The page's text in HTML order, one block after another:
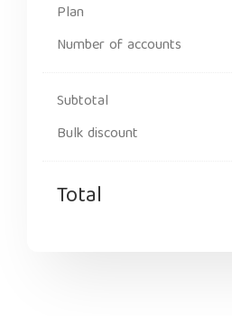
Plan
Number of accounts
Subtotal
Bulk discount
Total